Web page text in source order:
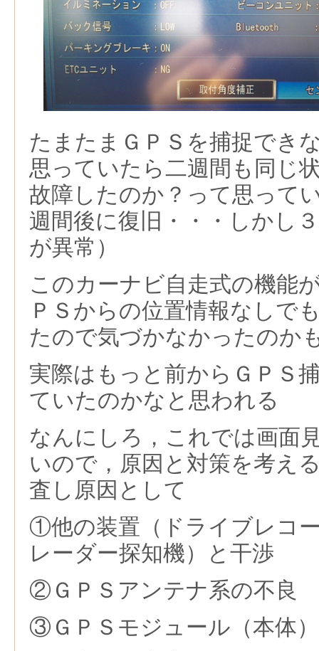
たまたまＧＰＳを捕捉でき
思っていたら二週間も同じ
故障したのか？って思って
週間後に復旧・・・しかし
が異常）
このカーナビ自走式の機能
ＰＳからの位置情報なしで
たので気づかなかったのか
実際はもっと前からＧＰＳ
ていたのかなと思われる
なんにしろ，これでは画面
いので，原因と対策を考え
査し原因として
①他の装置（ドライブレコ
レーダー探知機）と干渉
②ＧＰＳアンテナ系の不良
③ＧＰＳモジュール（本体